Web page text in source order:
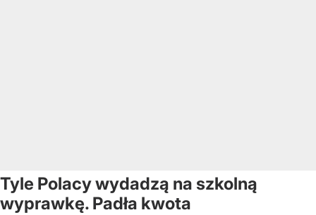
Tyle Polacy wydadzą na szkolną
wyprawkę. Padła kwota